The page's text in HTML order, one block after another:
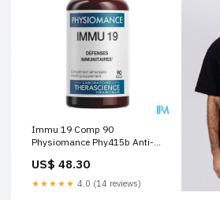
Immu 19 Comp 90
Physiomance Phy415b Anti-
US$ 48.30
★★★★★ 4.0 (14 reviews)